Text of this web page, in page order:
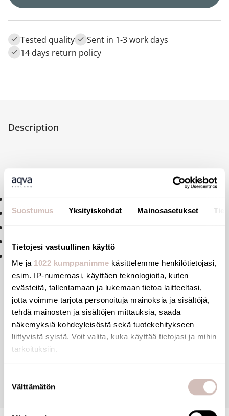
Suostumus Yksityiskohdat Mainosasetukset
Tietojesi vastuullinen käyttö
Me ja 1022 kumppanimme käsittelemme henkilötietojasi,
esim. IP-numeroasi, käyttäen teknologioita, kuten
evästeitä, tallentamaan ja lukemaan tietoa laitteeltasi,
jotta voimme tarjota personoituja mainoksia ja sisältöjä,
tehdä mainosten ja sisältöjen mittauksia, saada
näkemyksiä kohdeyleisöstä sekä tuotekehitykseen
liittyvistä syistä. Voit valita, kuka käyttää tietojasi ja mihin
tarkoituksiin.
Kerätä tietoja maantieteellisestä sijainnistasi,
Tunnistaa laitteesi skannaamalla sen ominaispiirteitä
valinta
Välttämätön
Tested quality
Sent in 1-3 work days
14 days return policy
Description
Wall-hung urinal divider
Stainless steel thickness: 1.5 mm
Smooth surface and rounded edges
Concealed fixings
Files
Reviews